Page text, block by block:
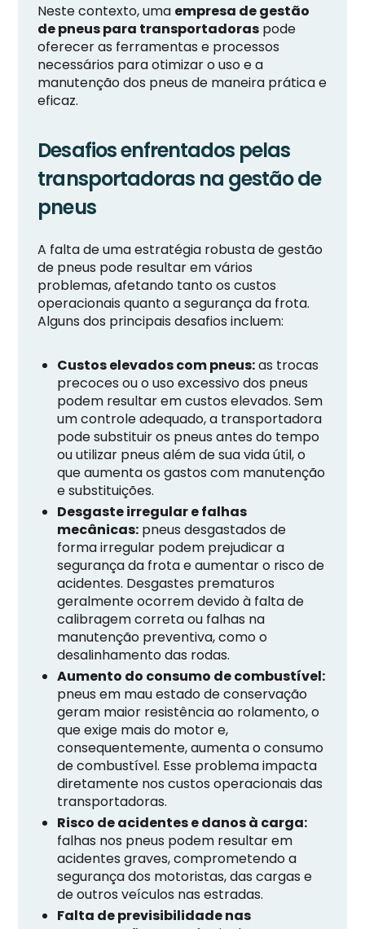
Neste contexto, uma empresa de gestão
de pneus para transportadoras pode
oferecer as ferramentas e processos
necessários para otimizar o uso e a
manutenção dos pneus de maneira prática e
eficaz.
Desafios enfrentados pelas
transportadoras na gestão de
pneus
A falta de uma estratégia robusta de gestão
de pneus pode resultar em vários
problemas, afetando tanto os custos
operacionais quanto a segurança da frota.
Alguns dos principais desafios incluem:
Custos elevados com pneus:as trocas
precoces ou o uso excessivo dos pneus
podem resultar em custos elevados. Sem
um controle adequado, a transportadora
pode substituir os pneus antes do tempo
ou utilizar pneus além de sua vida útil, o
que aumenta os gastos com manutenção
e substituições.
Desgaste irregular e falhas
mecânicas: pneus desgastados de
forma irregular podem prejudicar a
segurança da frota e aumentar o risco de
acidentes. Desgastes prematuros
geralmente ocorrem devido à falta de
calibragem correta ou falhas na
manutenção preventiva, como o
desalinhamento das rodas.
Aumento do consumo de combustível:
pneus em mau estado de conservação
geram maior resistência ao rolamento, o
que exige mais do motor e,
consequentemente, aumenta o consumo
de combustível. Esse problema impacta
diretamente nos custos operacionais das
transportadoras.
Risco de acidentes e danos à carga:
falhas nos pneus podem resultar em
acidentes graves, comprometendo a
segurança dos motoristas, das cargas e
de outros veículos nas estradas.
Falta de previsibilidade nas